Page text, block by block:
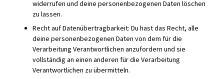
widerrufen und deine personenbezogenen Daten löschen
zu lassen.
Recht auf Datenübertragbarkeit: Du hast das Recht, alle
deine personenbezogenen Daten von dem für die
Verarbeitung Verantwortlichen anzufordern und sie
vollständig an einen anderen für die Verarbeitung
Verantwortlichen zu übermitteln.